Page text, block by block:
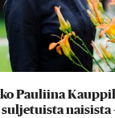
Pauliina
naisista